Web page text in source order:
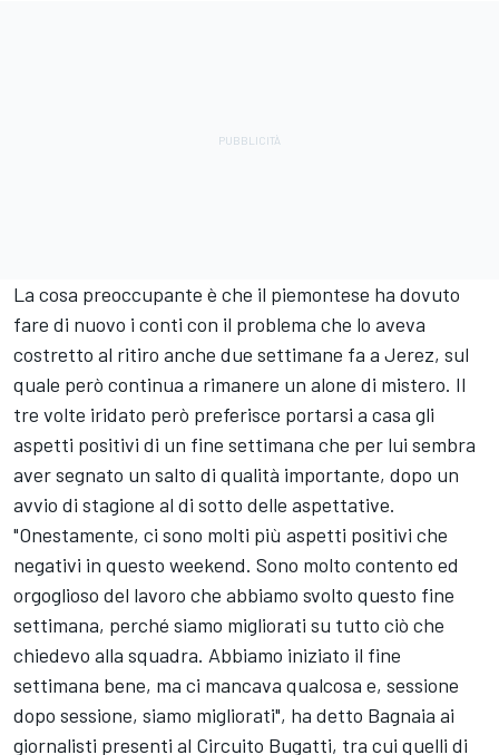
La cosa preoccupante è che il piemontese ha dovuto
fare di nuovo i conti con il problema che lo aveva
costretto al ritiro anche due settimane fa a Jerez, sul
quale però continua a rimanere un alone di mistero. Il
tre volte iridato però preferisce portarsi a casa gli
aspetti positivi di un fine settimana che per lui sembra
aver segnato un salto di qualità importante, dopo un
avvio di stagione al di sotto delle aspettative.
"Onestamente, ci sono molti più aspetti positivi che
negativi in questo weekend. Sono molto contento ed
orgoglioso del lavoro che abbiamo svolto questo fine
settimana, perché siamo migliorati su tutto ciò che
chiedevo alla squadra. Abbiamo iniziato il fine
settimana bene, ma ci mancava qualcosa e, sessione
dopo sessione, siamo migliorati", ha detto Bagnaia ai
giornalisti presenti al Circuito Bugatti, tra cui quelli di